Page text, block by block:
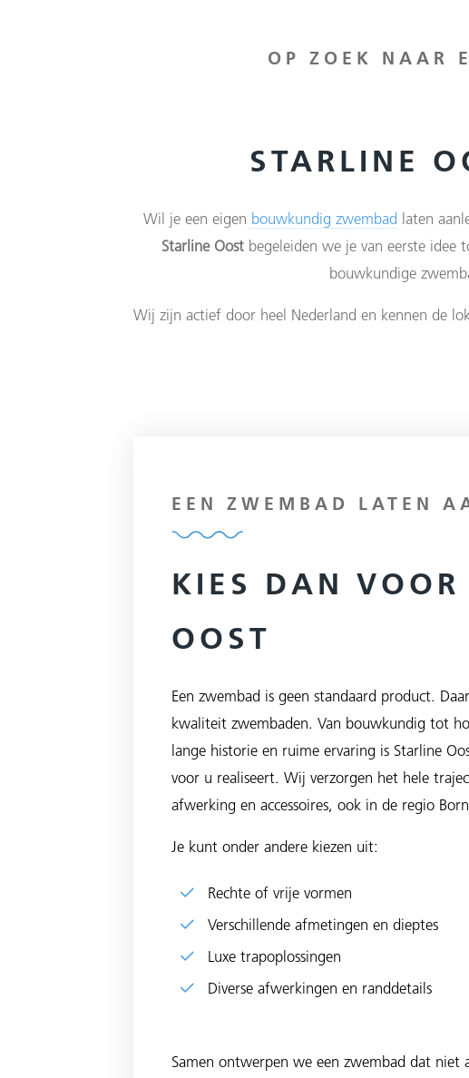
OP ZOEK NAAR
STARLINE
Wil je een eigen bouwkundig zwembad laten
Starline Oost begeleiden we je van eerste
bouwkundige
Wij zijn actief door heel Nederland en kennen de
EEN ZWEMBAD LATEN
KIES DAN VOOR
OOST
Een zwembad is geen standaard product.
kwaliteit zwembaden. Van bouwkundig tot
lange historie en ruime ervaring is Starline
voor u realiseert. Wij verzorgen het hele
afwerking en accessoires, ook in de regio
Je kunt onder andere kiezen uit:
Rechte of vrije vormen
Verschillende afmetingen en dieptes
Luxe trapoplossingen
Diverse afwerkingen en randdetails
Samen ontwerpen we een zwembad dat